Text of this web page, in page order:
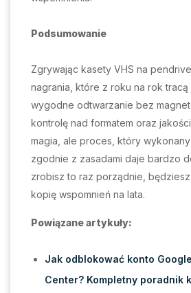
Podsumowanie
Zgrywając kasety VHS na
nagrania, które z roku na rok
wygodne odtwarzanie bez
kontrolę nad formatem oraz
magia, ale proces, który
zgodnie z zasadami daje bardzo
zrobisz to raz porządnie,
kopię wspomnień na lata.
Powiązane artykuły:
Jak odblokować konto
Center? Kompletny poradnik